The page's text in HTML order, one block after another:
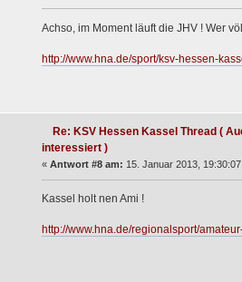
Achso, im Moment läuft die JHV ! Wer
http://www.hna.de/sport/ksv-hessen-
Re: KSV Hessen Kassel Thread (
interessiert )
« Antwort #8 am: 15. Januar 2013,
Kassel holt nen Ami !
http://www.hna.de/regionalsport/